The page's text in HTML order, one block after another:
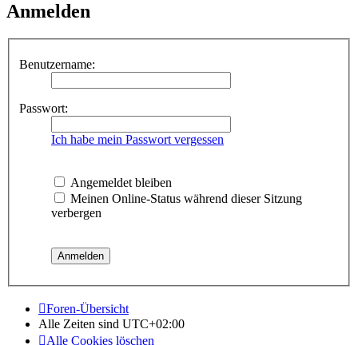
Anmelden
Benutzername:
Passwort:
Ich habe mein Passwort vergessen
Angemeldet bleiben
Meinen Online-Status während dieser Sitzung
verbergen
Foren-Übersicht
Alle Zeiten sind UTC+02:00
Alle Cookies löschen